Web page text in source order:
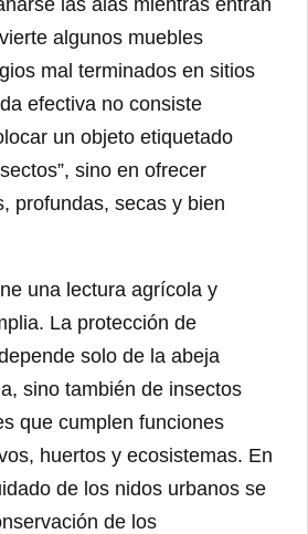
algunos muebles
mal terminados en sitios
efectiva no consiste
un objeto etiquetado
sino en ofrecer
profundas, secas y bien
una lectura agrícola y
La protección de
solo de la abeja
sino también de insectos
que cumplen funciones
huertos y ecosistemas. En
de los nidos urbanos se
de los